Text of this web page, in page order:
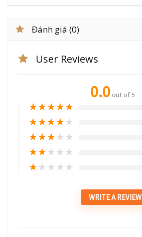
Đánh giá (0)
User Reviews
0.0 out of 5
★★★★★
★★★★★
★★★★★
★★★★★
★★★★★
WRITE A REVIEW